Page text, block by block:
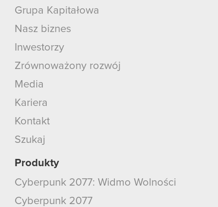
Grupa Kapitałowa
Nasz biznes
Inwestorzy
Zrównoważony rozwój
Media
Kariera
Kontakt
Szukaj
Produkty
Cyberpunk 2077: Widmo Wolności
Cyberpunk 2077